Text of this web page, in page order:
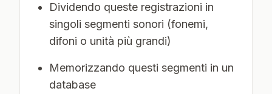
Dividendo queste registrazioni in
singoli segmenti sonori (fonemi,
difoni o unità più grandi)
Memorizzando questi segmenti in un
database